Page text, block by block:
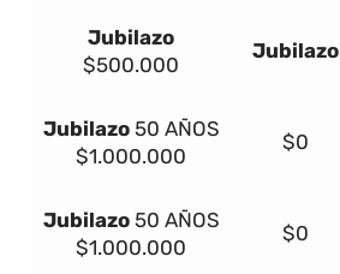
Jubilazo
$500.000
Jubilazo
Jubilazo50 AÑOS
$1.000.000
$0
Jubilazo50 AÑOS
$1.000.000
$0